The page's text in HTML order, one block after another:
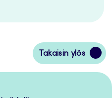
Takaisin ylös
Siirry
takaisin